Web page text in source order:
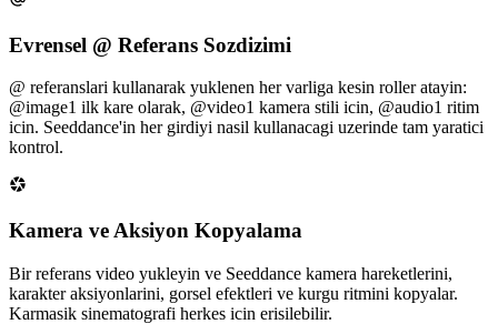
Evrensel @ Referans Sozdizimi
@ referanslari kullanarak yuklenen her varliga kesin roller atayin:
@image1 ilk kare olarak, @video1 kamera stili icin, @audio1 ritim
icin. Seeddance'in her girdiyi nasil kullanacagi uzerinde tam yaratici
kontrol.
Kamera ve Aksiyon Kopyalama
Bir referans video yukleyin ve Seeddance kamera hareketlerini,
karakter aksiyonlarini, gorsel efektleri ve kurgu ritmini kopyalar.
Karmasik sinematografi herkes icin erisilebilir.